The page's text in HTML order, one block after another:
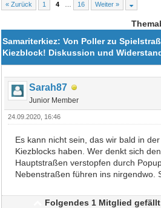
« Zurück 1 4 16 Weiter »
Samariterkiez: Von Poller zu
Kiezblock! Diskussion und
Sarah87
Junior Member
24.09.2020, 16:46
Es kann nicht sein, das wir bald in
Kiezblocks haben. Wer denkt sich
Hauptstraßen verstopfen durch
Nebenstraßen führen ins nirgendwo.
Folgendes 1 Mitglied